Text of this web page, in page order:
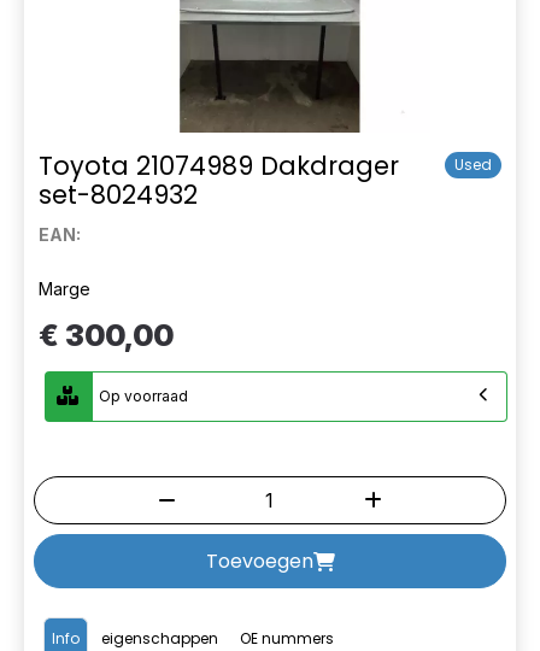
Toyota 21074989 Dakdrager
set-8024932
Used
EAN:
Info eigenschappen OE nummers
Marge
€ 300,00
Op voorraad
Toevoegen